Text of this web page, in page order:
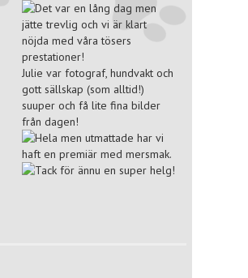
Det var en lång dag men
jätte trevlig och vi är klart
nöjda med våra tösers
prestationer!
Julie var fotograf, hundvakt och
gott sällskap (som alltid!)
suuper och få lite fina bilder
från dagen!
Hela men utmattade har vi
haft en premiär med mersmak.
Tack för ännu en super helg!